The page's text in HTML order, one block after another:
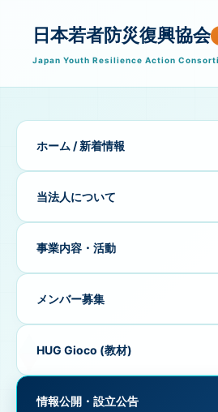
日本若者防災復興協会
Japan Youth Resilience Action
ホーム / 新着情報
当法人について
事業内容・活動
メンバー募集
HUG Gioco (教材)
情報公開・設立公告